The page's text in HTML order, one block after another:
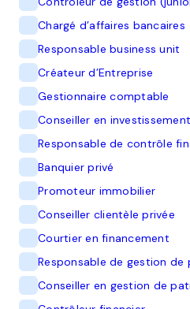
Chargé d’affaires bancaires
Responsable business unit
Créateur d’Entreprise
Gestionnaire comptable
Conseiller en
Responsable de contrôle
Banquier privé
Promoteur immobilier
Conseiller clientèle privée
Courtier en financement
Responsable de gestion de
Conseiller en gestion de